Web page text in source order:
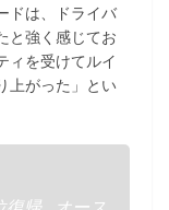
ドは、ドライバ
と強く感じてお
ィを受けてルイ
上がった」とい